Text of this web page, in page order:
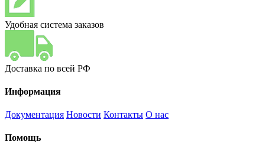
Удобная система заказов
Доставка по всей РФ
Информация
Документация Новости Контакты О нас
Помощь